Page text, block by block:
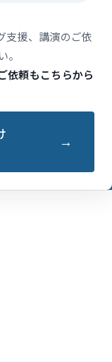
支援、講演のご依
依頼もこちらから